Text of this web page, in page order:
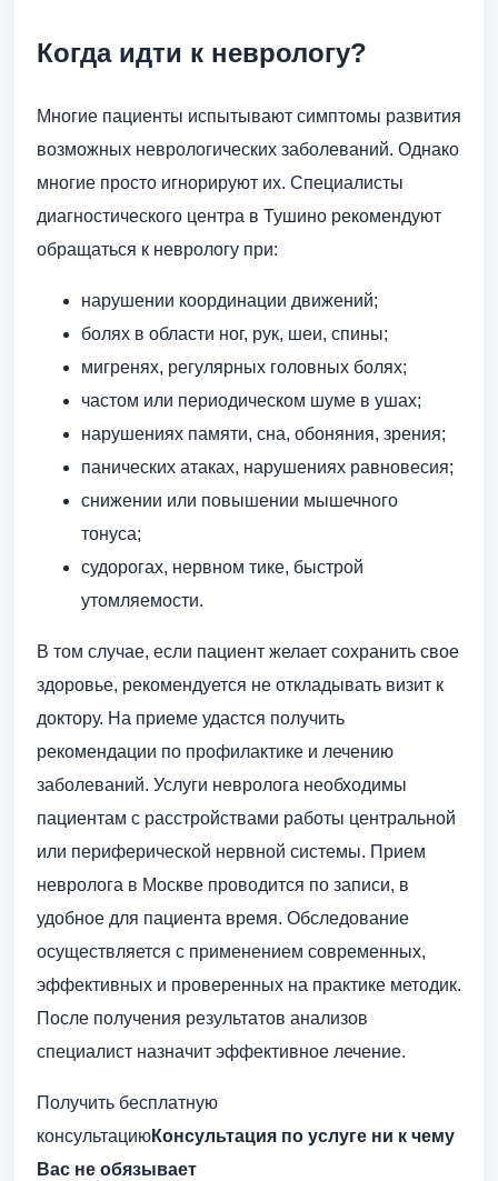
Когда идти к неврологу?
Многие пациенты испытывают симптомы развития
возможных неврологических заболеваний. Однако
многие просто игнорируют их. Специалисты
диагностического центра в Тушино рекомендуют
обращаться к неврологу при:
нарушении координации движений;
болях в области ног, рук, шеи, спины;
мигренях, регулярных головных болях;
частом или периодическом шуме в ушах;
нарушениях памяти, сна, обоняния, зрения;
панических атаках, нарушениях равновесия;
снижении или повышении мышечного
тонуса;
судорогах, нервном тике, быстрой
утомляемости.
В том случае, если пациент желает сохранить свое
здоровье, рекомендуется не откладывать визит к
доктору. На приеме удастся получить
рекомендации по профилактике и лечению
заболеваний. Услуги невролога необходимы
пациентам с расстройствами работы центральной
или периферической нервной системы. Прием
невролога в Москве проводится по записи, в
удобное для пациента время. Обследование
осуществляется с применением современных,
эффективных и проверенных на практике методик.
После получения результатов анализов
специалист назначит эффективное лечение.
Получить бесплатную
консультациюКонсультация по услуге ни к чему
Вас не обязывает